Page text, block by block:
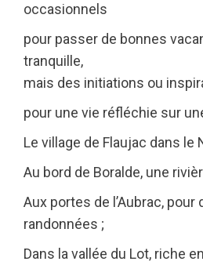
occasionnels
pour passer de bonnes
tranquille,
mais des initiations ou
pour une vie réfléchie sur
Le village de Flaujac dans le
Au bord de Boralde, une
Aux portes de l’Aubrac, pour
randonnées ;
Dans la vallée du Lot, riche